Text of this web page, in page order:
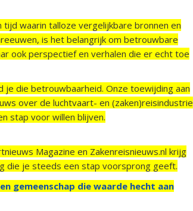
waarin talloze vergelijkbare bronnen en
is het belangrijk om betrouwbare
ook perspectief en verhalen die er echt toe
je die betrouwbaarheid. Onze toewijding aan
over de luchtvaart- en (zaken)reisindustrie
stap voor willen blijven.
Magazine en Zakenreisnieuws.nl krijg
die je steeds een stap voorsprong geeft.
gemeenschap die waarde hecht aan